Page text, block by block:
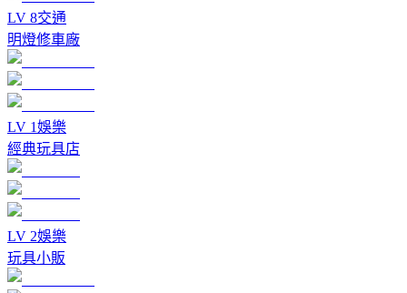
LV 8交通
明燈修車廠
LV 1娛樂
經典玩具店
LV 2娛樂
玩具小販